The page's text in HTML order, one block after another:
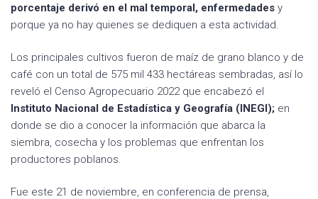
porcentaje derivó en el mal temporal, enfermedades y
porque ya no hay quienes se dediquen a esta actividad.
Los principales cultivos fueron de maíz de grano blanco y de
café con un total de 575 mil 433 hectáreas sembradas, así lo
reveló el Censo Agropecuario 2022 que encabezó el
Instituto Nacional de Estadística y Geografía (INEGI); en
donde se dio a conocer la información que abarca la
siembra, cosecha y los problemas que enfrentan los
productores poblanos.
Fue este 21 de noviembre, en conferencia de prensa,